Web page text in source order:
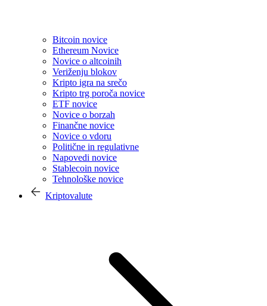
Bitcoin novice
Ethereum Novice
Novice o altcoinih
Veriženju blokov
Kripto igra na srečo
Kripto trg poroča novice
ETF novice
Novice o borzah
Finančne novice
Novice o vdoru
Politične in regulativne
Napovedi novice
Stablecoin novice
Tehnološke novice
Kriptovalute